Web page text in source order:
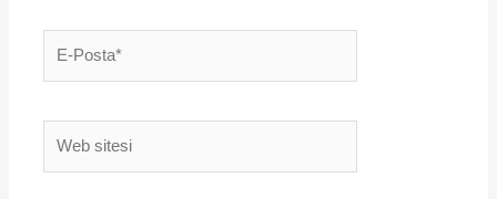
Posta*
sitesi